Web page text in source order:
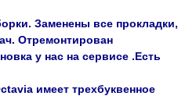
Заменены все прокладки,
Отремонтирован
у нас на сервисе .Есть
имеет трехбуквенное